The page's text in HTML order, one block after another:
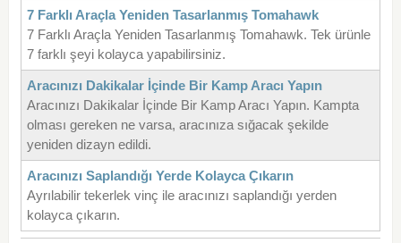
7 Farklı Araçla Yeniden Tasarlanmış Tomahawk
7 Farklı Araçla Yeniden Tasarlanmış Tomahawk. Tek ürünle
7 farklı şeyi kolayca yapabilirsiniz.
Aracınızı Dakikalar İçinde Bir Kamp Aracı Yapın
Aracınızı Dakikalar İçinde Bir Kamp Aracı Yapın. Kampta
olması gereken ne varsa, aracınıza sığacak şekilde
yeniden dizayn edildi.
Aracınızı Saplandığı Yerde Kolayca Çıkarın
Ayrılabilir tekerlek vinç ile aracınızı saplandığı yerden
kolayca çıkarın.